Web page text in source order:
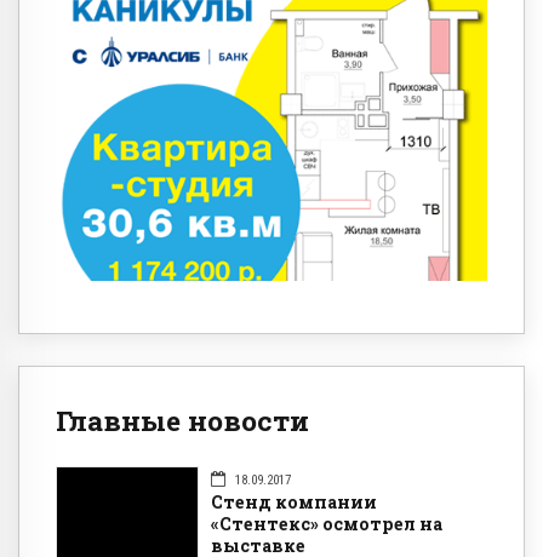
Главные новости
18.09.2017
Стенд компании
«Стентекс» осмотрел на
выставке